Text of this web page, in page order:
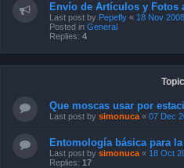
Envío de Artículos y Fotos
Last post by Pepefly « 18 Nov
Posted in General
Replies: 4
Que moscas usar por
Last post by simonuca « 07 Dec
Entomología básica para
Last post by simonuca « 18 Oct
Replies: 17